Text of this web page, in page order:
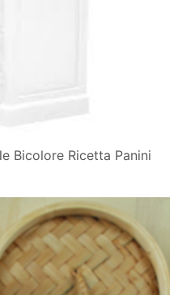
Bicolore Ricetta Panini